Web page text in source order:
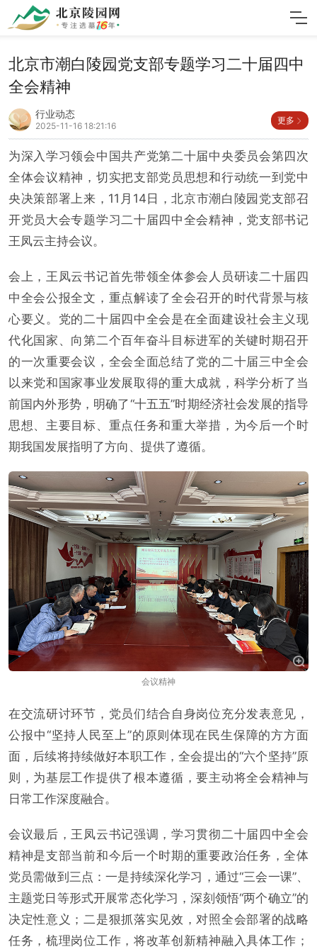
北京市潮白陵园党支部专题学习二十届四中
全会精神
行业动态
2025-11-16 18:21:16
更多
为深入学习领会中国共产党第二十届中央委员会第四次
全体会议精神，切实把支部党员思想和行动统一到党中
央决策部署上来，11月14日，北京市潮白陵园党支部召
开党员大会专题学习二十届四中全会精神，党支部书记
王凤云主持会议。
会上，王凤云书记首先带领全体参会人员研读二十届四
中全会公报全文，重点解读了全会召开的时代背景与核
心要义。党的二十届四中全会是在全面建设社会主义现
代化国家、向第二个百年奋斗目标进军的关键时期召开
的一次重要会议，全会全面总结了党的二十届三中全会
以来党和国家事业发展取得的重大成就，科学分析了当
前国内外形势，明确了“十五五”时期经济社会发展的指导
思想、主要目标、重点任务和重大举措，为今后一个时
期我国发展指明了方向、提供了遵循。
会议精神
在交流研讨环节，党员们结合自身岗位充分发表意见，
公报中“坚持人民至上”的原则体现在民生保障的方方面
面，后续将持续做好本职工作，全会提出的“六个坚持”原
则，为基层工作提供了根本遵循，要主动将全会精神与
日常工作深度融合。
会议最后，王凤云书记强调，学习贯彻二十届四中全会
精神是支部当前和今后一个时期的重要政治任务，全体
党员需做到三点：一是持续深化学习，通过“三会一课”、
主题党日等形式开展常态化学习，深刻领悟“两个确立”的
决定性意义；二是狠抓落实见效，对照全会部署的战略
任务，梳理岗位工作，将改革创新精神融入具体工作；